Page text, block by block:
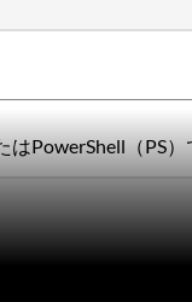
PowerShell（PS